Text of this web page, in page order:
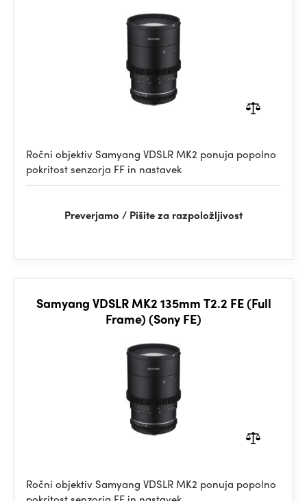
Ročni objektiv Samyang VDSLR MK2 ponuja popolno
pokritost senzorja FF in nastavek
Preverjamo / Pišite za razpoložljivost
Samyang VDSLR MK2 135mm T2.2 FE (Full
Frame) (Sony FE)
Ročni objektiv Samyang VDSLR MK2 ponuja popolno